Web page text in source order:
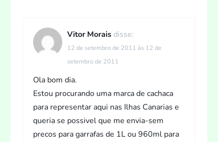
Vitor Morais disse:
12 de setembro de 2011 às 12 de
setembro de 2011
Ola bom dia.
Estou procurando uma marca de cachaca
para representar aqui nas Ilhas Canarias e
queria se possivel que me envia-sem
precos para garrafas de 1L ou 960ml para